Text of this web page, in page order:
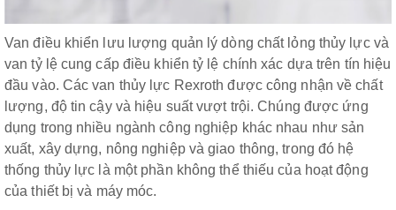
Van điều khiển lưu lượng quản lý dòng chất lỏng thủy lực và
van tỷ lệ cung cấp điều khiển tỷ lệ chính xác dựa trên tín hiệu
đầu vào. Các van thủy lực Rexroth được công nhận về chất
lượng, độ tin cậy và hiệu suất vượt trội. Chúng được ứng
dụng trong nhiều ngành công nghiệp khác nhau như sản
xuất, xây dựng, nông nghiệp và giao thông, trong đó hệ
thống thủy lực là một phần không thể thiếu của hoạt động
của thiết bị và máy móc.